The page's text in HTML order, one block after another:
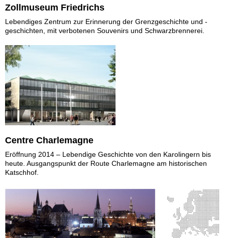
Zollmuseum Friedrichs
Lebendiges Zentrum zur Erinnerung der Grenzgeschichte und -
geschichten, mit verbotenen Souvenirs und Schwarzbrennerei.
Centre Charlemagne
Eröffnung 2014 – Lebendige Geschichte von den Karolingern bis
heute. Ausgangspunkt der Route Charlemagne am historischen
Katschhof.